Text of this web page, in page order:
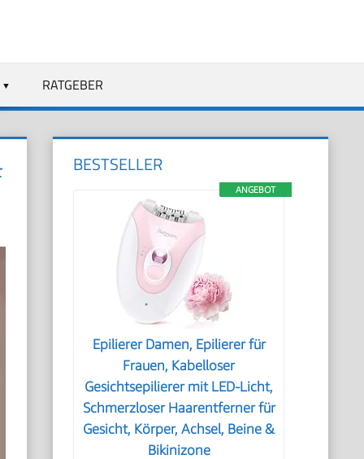
RATGEBER
BESTSELLER
ANGEBOT
Epilierer Damen, Epilierer für
Frauen, Kabelloser
Gesichtsepilierer mit LED-Licht,
Schmerzloser Haarentferner für
Gesicht, Körper, Achsel, Beine &
Bikinizone